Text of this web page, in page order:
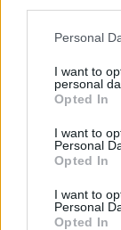
Please note
not limited to
grant or deny
use your data
consent section.
Personal
I want to
personal
Opted In
I want to
Personal
Opted In
I want to
Personal
Opted In